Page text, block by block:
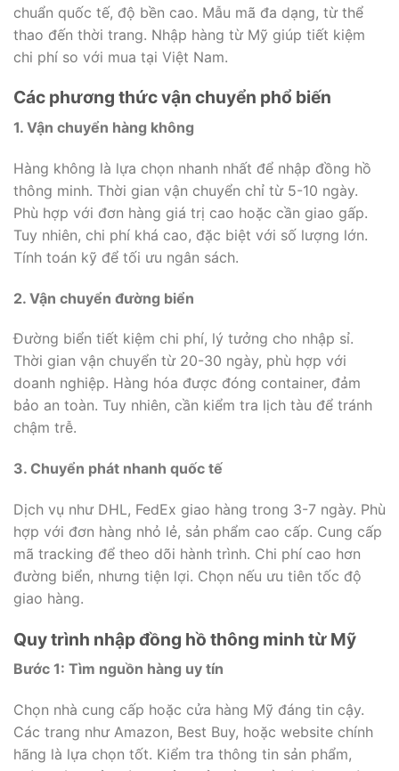
chuẩn quốc tế, độ bền cao. Mẫu mã đa dạng, từ thể
thao đến thời trang. Nhập hàng từ Mỹ giúp tiết kiệm
chi phí so với mua tại Việt Nam.
Các phương thức vận chuyển phổ biến
1. Vận chuyển hàng không
Hàng không là lựa chọn nhanh nhất để nhập đồng hồ
thông minh. Thời gian vận chuyển chỉ từ 5-10 ngày.
Phù hợp với đơn hàng giá trị cao hoặc cần giao gấp.
Tuy nhiên, chi phí khá cao, đặc biệt với số lượng lớn.
Tính toán kỹ để tối ưu ngân sách.
2. Vận chuyển đường biển
Đường biển tiết kiệm chi phí, lý tưởng cho nhập sỉ.
Thời gian vận chuyển từ 20-30 ngày, phù hợp với
doanh nghiệp. Hàng hóa được đóng container, đảm
bảo an toàn. Tuy nhiên, cần kiểm tra lịch tàu để tránh
chậm trễ.
3. Chuyển phát nhanh quốc tế
Dịch vụ như DHL, FedEx giao hàng trong 3-7 ngày. Phù
hợp với đơn hàng nhỏ lẻ, sản phẩm cao cấp. Cung cấp
mã tracking để theo dõi hành trình. Chi phí cao hơn
đường biển, nhưng tiện lợi. Chọn nếu ưu tiên tốc độ
giao hàng.
Quy trình nhập đồng hồ thông minh từ Mỹ
Bước 1: Tìm nguồn hàng uy tín
Chọn nhà cung cấp hoặc cửa hàng Mỹ đáng tin cậy.
Các trang như Amazon, Best Buy, hoặc website chính
hãng là lựa chọn tốt. Kiểm tra thông tin sản phẩm,